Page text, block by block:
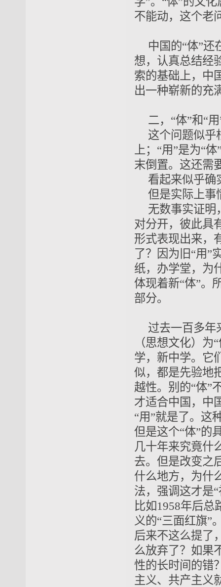
不能动，这个老
中国的“体”还
想，认真总结经
索的基础上，中
出一种崭新的充
二，“体”和“
这个问题似乎
上 ；“用”是为“
末倒置。这还需
看起来似乎确
但是实际上事
无数事实证明
对分开，彼此具
形式表现出来，
了？因为旧“用”
纸，办学堂，为
体现着新“体”。
部分。
过去一百多年
（思想文化）为
学，新中学。它
似，都是先验地
越性。别的“体”
才适合中国，中
“用”就是了。这
但是这个“体”的
几十年来究竟什
去。但是改变之
什么地方，为什
法，强调这才是
比如1958年后
义的“三面红旗”
后来不这么提了
么放弃了？如果
性的长时间的错
主义、共产主义